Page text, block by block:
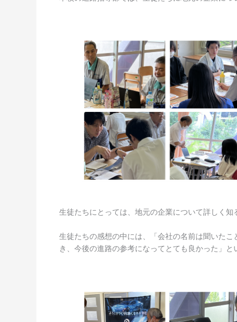
生徒たちにとっては、地元の企業について詳しく知
生徒たちの感想の中には、「会社の名前は聞いた
き、今後の進路の参考になってとても良かった」と